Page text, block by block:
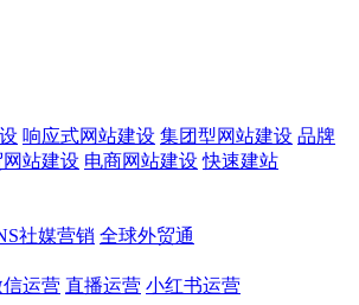
响应式网站建设 集团型网站建设 品牌
站建设 电商网站建设 快速建站
社媒营销 全球外贸通
信运营 直播运营 小红书运营